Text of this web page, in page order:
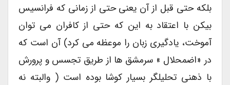
بلکه حتی قبل از آن یعنی حتی از زمانی که فرانسیس
بیکن با اعتقاد به این که حتی از کافران می توان
آموخت، یادگیری زبان را موعظه می کرد) آن است که
در «اضمحلال » سرمشق ها از طریق تجسس و پرورش
با ذهنی تحلیلگر بسیار کوشا بوده است ( والبته نه